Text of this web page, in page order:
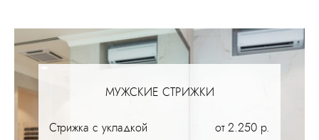
МУЖСКИЕ СТРИЖКИ
Стрижка с укладкой
от 2.250 р.